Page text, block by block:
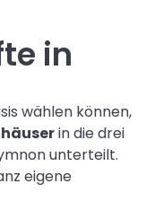
in
wählen können,
in die drei
unterteilt.
eigene